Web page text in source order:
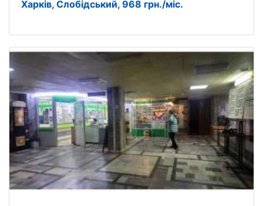
Харків, Слобідський, 968 грн./міс.